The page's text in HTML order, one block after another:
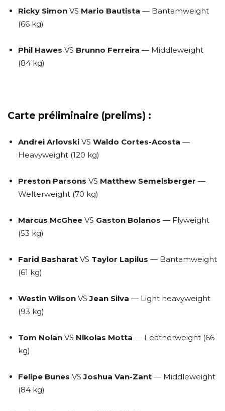
Ricky Simon VS Mario Bautista — Bantamweight
(66 kg)
Phil Hawes VS Brunno Ferreira — Middleweight
(84 kg)
Carte préliminaire (prelims) :
Andrei Arlovski VS Waldo Cortes-Acosta —
Heavyweight (120 kg)
Preston Parsons VS Matthew Semelsberger —
Welterweight (70 kg)
Marcus McGhee VS Gaston Bolanos — Flyweight
(53 kg)
Farid Basharat VS Taylor Lapilus — Bantamweight
(61 kg)
Westin Wilson VSJean Silva — Light heavyweight
(93 kg)
Tom Nolan VS Nikolas Motta — Featherweight (66
kg)
Felipe Bunes VSJoshua Van-Zant — Middleweight
(84 kg)